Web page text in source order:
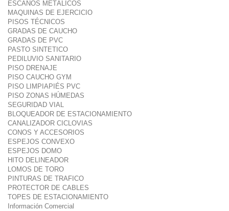
ESCAÑOS METÁLICOS
MAQUINAS DE EJERCICIO
PISOS TÉCNICOS
GRADAS DE CAUCHO
GRADAS DE PVC
PASTO SINTETICO
PEDILUVIO SANITARIO
PISO DRENAJE
PISO CAUCHO GYM
PISO LIMPIAPIÉS PVC
PISO ZONAS HÚMEDAS
SEGURIDAD VIAL
BLOQUEADOR DE ESTACIONAMIENTO
CANALIZADOR CICLOVIAS
CONOS Y ACCESORIOS
ESPEJOS CONVEXO
ESPEJOS DOMO
HITO DELINEADOR
LOMOS DE TORO
PINTURAS DE TRAFICO
PROTECTOR DE CABLES
TOPES DE ESTACIONAMIENTO
Información Comercial